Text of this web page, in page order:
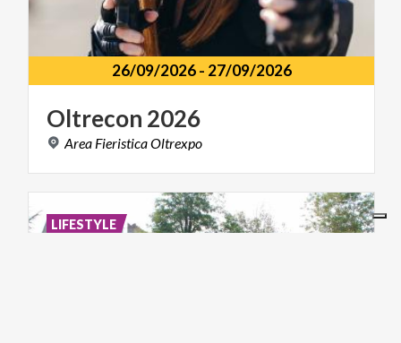
26/09/2026- 27/09/2026
Oltrecon 2026
Area FieristicaOltrexpo
LIFESTYLE